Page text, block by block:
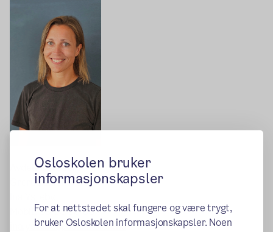
Osloskolen bruker
informasjonskapsler
For at nettstedet skal fungere og være trygt,
bruker Osloskolen informasjonskapsler. Noen
Avdelingsleder
Groruddalen VGS
Mobil: 99 15 68 63
ina.ystebo@osloskolen.no